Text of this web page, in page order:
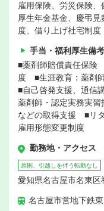
雇用保険、労災保険
厚生年金基金、慶弔
度、借り上げ社宅制度
手当・福利厚生備考
■薬剤師賠償責任保険
度 ■生涯教育：薬剤
■自己啓発支援、通信
薬剤師・認定実務実
などの取得支援 ■リ
雇用形態変更制度
勤務地・アクセス
原則、引越しを伴う転勤なし
愛知県名古屋市名東区
名古屋市営地下鉄